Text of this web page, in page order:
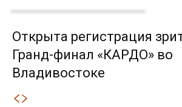
Открыта регистрация
Гранд-финал «КАРДО» во
Владивостоке